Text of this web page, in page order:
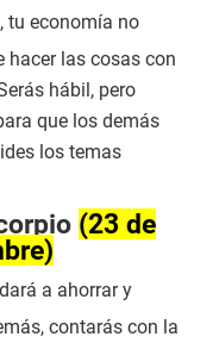
tu economía no
hacer las cosas con
hábil, pero
que los demás
los temas
(23 de
a ahorrar y
contarás con la